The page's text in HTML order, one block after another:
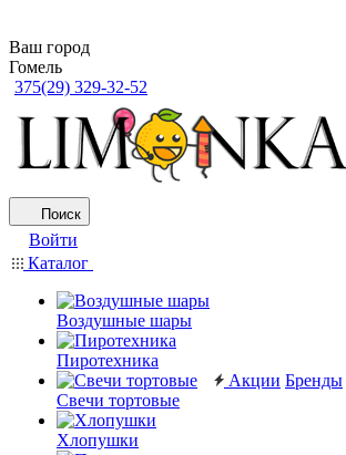
Ваш город
Гомель
375(29) 329-32-52
Поиск
Войти
Каталог
Воздушные шары
Пиротехника
Свечи тортовые
Хлопушки
Акции Бренды